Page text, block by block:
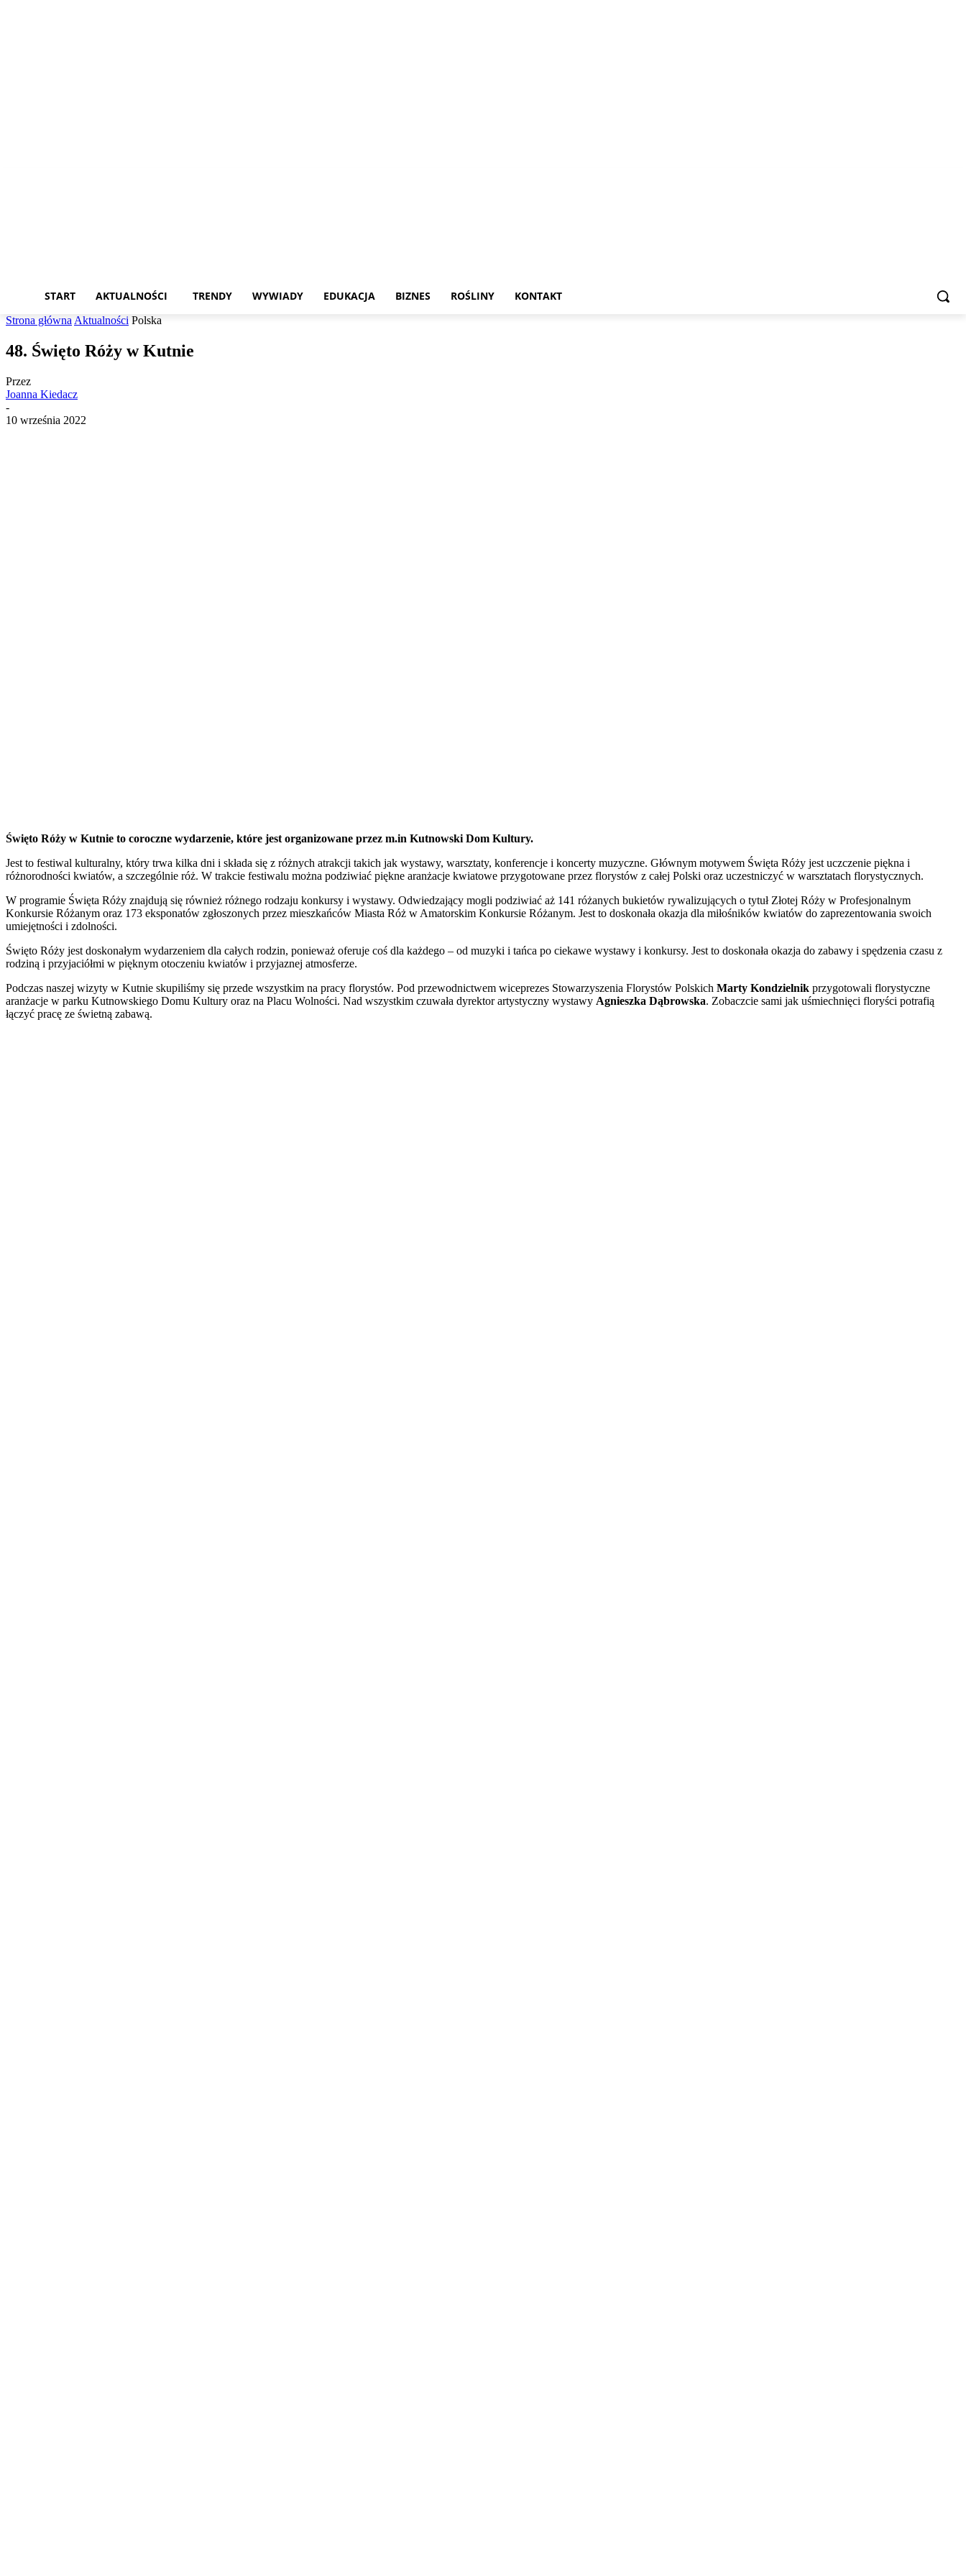
START AKTUALNOŚCI TRENDY WYWIADY EDUKACJA BIZNES ROŚLINY KONTAKT
Strona główna Aktualności Polska
48. Święto Róży w Kutnie
Przez
Joanna Kiedacz
-
10 września 2022
Święto Róży w Kutnie to coroczne wydarzenie, które jest organizowane przez m.in Kutnowski Dom Kultury.
Jest to festiwal kulturalny, który trwa kilka dni i składa się z różnych atrakcji takich jak wystawy, warsztaty, konferencje i koncerty muzyczne. Głównym motywem Święta Róży jest uczczenie piękna i
różnorodności kwiatów, a szczególnie róż. W trakcie festiwalu można podziwiać piękne aranżacje kwiatowe przygotowane przez florystów z całej Polski oraz uczestniczyć w warsztatach florystycznych.
W programie Święta Róży znajdują się również różnego rodzaju konkursy i wystawy. Odwiedzający mogli podziwiać aż 141 różanych bukietów rywalizujących o tytuł Złotej Róży w Profesjonalnym
Konkursie Różanym oraz 173 eksponatów zgłoszonych przez mieszkańców Miasta Róż w Amatorskim Konkursie Różanym. Jest to doskonała okazja dla miłośników kwiatów do zaprezentowania swoich
umiejętności i zdolności.
Święto Róży jest doskonałym wydarzeniem dla całych rodzin, ponieważ oferuje coś dla każdego – od muzyki i tańca po ciekawe wystawy i konkursy. Jest to doskonała okazja do zabawy i spędzenia czasu z
rodziną i przyjaciółmi w pięknym otoczeniu kwiatów i przyjaznej atmosferze.
Podczas naszej wizyty w Kutnie skupiliśmy się przede wszystkim na pracy florystów. Pod przewodnictwem wiceprezes Stowarzyszenia Florystów Polskich Marty Kondzielnik przygotowali florystyczne
aranżacje w parku Kutnowskiego Domu Kultury oraz na Placu Wolności. Nad wszystkim czuwała dyrektor artystyczny wystawy Agnieszka Dąbrowska. Zobaczcie sami jak uśmiechnięci floryści potrafią
łączyć pracę ze świetną zabawą.